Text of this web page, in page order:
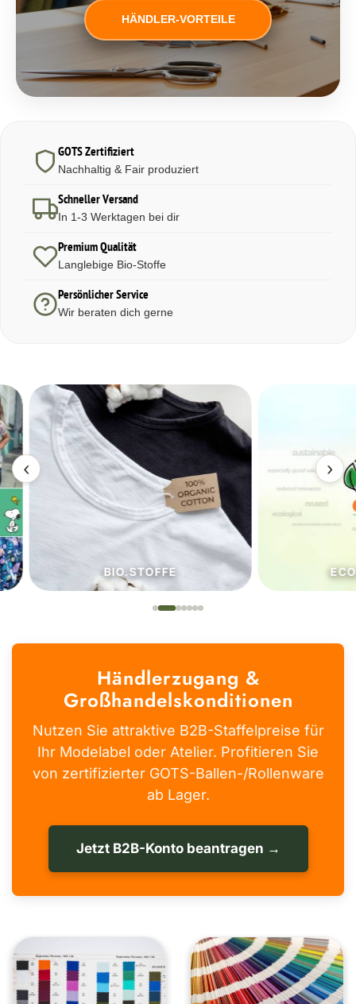
HÄNDLER-VORTEILE
GOTS Zertifiziert
Nachhaltig & Fair produziert
Schneller Versand
In 1-3 Werktagen bei dir
Premium Qualität
Langlebige Bio-Stoffe
Persönlicher Service
Wir beraten dich gerne
‹
BIO.STOFFE
›
Händlerzugang &
Großhandelskonditionen
Nutzen Sie attraktive B2B-Staffelpreise für
Ihr Modelabel oder Atelier. Profitieren Sie
von zertifizierter GOTS-Ballen-/Rollenware
ab Lager.
Jetzt B2B-Konto beantragen →